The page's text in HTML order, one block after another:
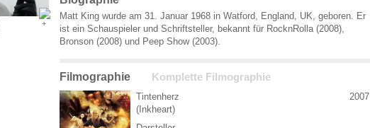
Matt King wurde am 31. Januar 1968 in Watford, England, UK, geboren. Er
ist ein Schauspieler und Schriftsteller, bekannt für RocknRolla (2008),
Bronson (2008) und Peep Show (2003).
Filmographie Komplette Filmographie
Tintenherz
(Inkheart)
2007